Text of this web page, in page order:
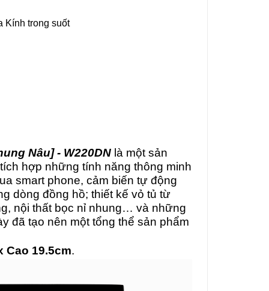
Kính trong suốt
Nâu] - W220DNlà một sản
hợp những tính năng thông minh
smart phone, cảm biến tự động
dòng đồng hồ; thiết kế vỏ tủ từ
nội thất bọc nỉ nhung… và những
đã tạo nên một tổng thể sản phẩm
Cao 19.5cm.